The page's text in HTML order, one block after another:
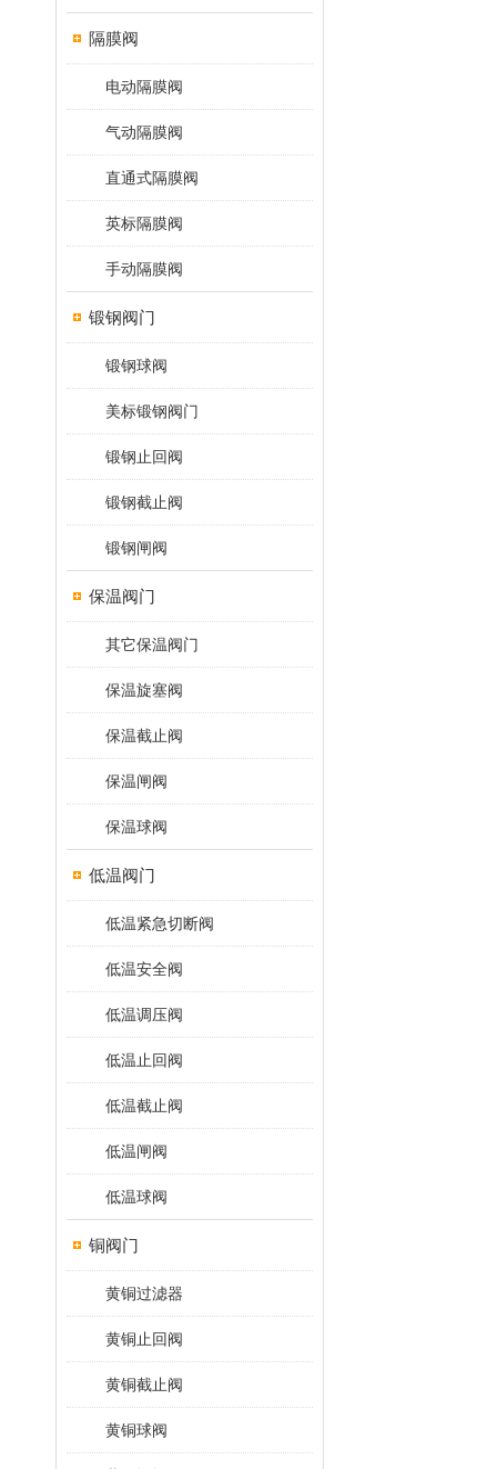
隔膜阀
电动隔膜阀
气动隔膜阀
直通式隔膜阀
英标隔膜阀
手动隔膜阀
锻钢阀门
锻钢球阀
美标锻钢阀门
锻钢止回阀
锻钢截止阀
锻钢闸阀
保温阀门
其它保温阀门
保温旋塞阀
保温截止阀
保温闸阀
保温球阀
低温阀门
低温紧急切断阀
低温安全阀
低温调压阀
低温止回阀
低温截止阀
低温闸阀
低温球阀
铜阀门
黄铜过滤器
黄铜止回阀
黄铜截止阀
黄铜球阀